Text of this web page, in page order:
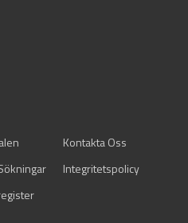
Kontakta Oss
Integritetspolicy